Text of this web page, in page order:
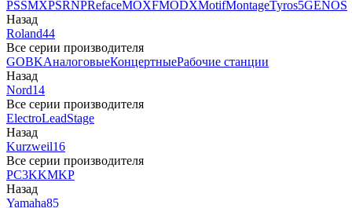
PSSMXPSRNPRefaceMOXFMODXMotifMontageTyros5GENOS
Назад
Roland44
Все серии производителя
GOBKАналоговыеКонцертныеРабочие станции
Назад
Nord14
Все серии производителя
ElectroLeadStage
Назад
Kurzweil16
Все серии производителя
PC3KKMKP
Назад
Yamaha85